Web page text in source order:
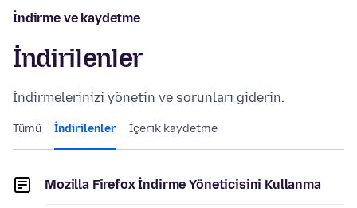
İndirme ve kaydetme
İndirilenler
İndirmelerinizi yönetin ve sorunları giderin.
Tümü İndirilenler İçerik kaydetme
Mozilla Firefox İndirme Yöneticisini Kullanma